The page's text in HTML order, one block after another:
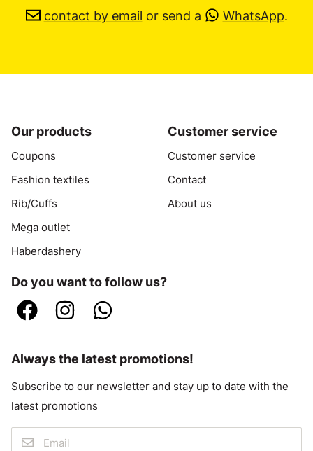
contact by email or send a WhatsApp.
Our products
Coupons
Fashion textiles
Rib/Cuffs
Mega outlet
Haberdashery
Customer service
Customer service
Contact
About us
Do you want to follow us?
Always the latest promotions!
Subscribe to our newsletter and stay up to date with the
latest promotions